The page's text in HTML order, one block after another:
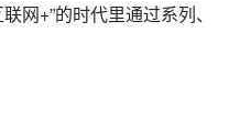
网+”的时代里通过系列、